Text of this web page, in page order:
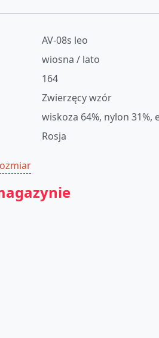
AV-08s leo
wiosna / lato
164
Zwierzęcy wzór
wiskoza 64%, nylon 31%,
Rosja